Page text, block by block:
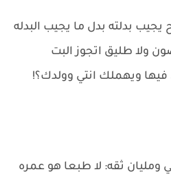
بدلته بدل ما يجيب البدله
ولا طليق اتجوز البت
ويهملك انتي وولدك؟!
ثقه: لا طبعا هو عمره